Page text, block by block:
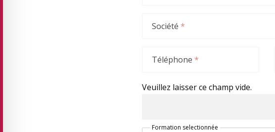
Société *
Téléphone *
Veuillez laisser ce champ vide.
Formation selectionnée